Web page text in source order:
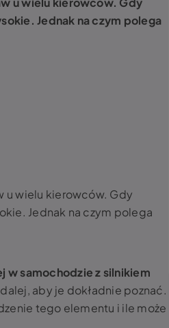
Jednak na czym polega
u wielu kierowców. Gdy
Jednak na czym polega
samochodzie z silnikiem
aby je dokładnie poznać.
tego elementu i ile może